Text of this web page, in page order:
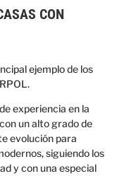
CON
ejemplo de los
experiencia en la
un alto grado de
evolución para
siguiendo los
y con una especial